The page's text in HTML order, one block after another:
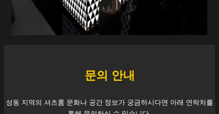
문의 안내
성동 지역의 셔츠룸 문화나 공간 정보가 궁금하시다면 아래 연락처를